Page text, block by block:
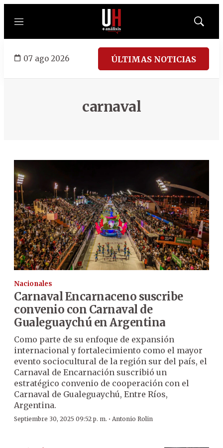
Menú
Mostrar
07 ago 2026 ÚLTIMAS NOTICIAS
carnaval
Nacionales
Carnaval Encarnaceno suscribe
convenio con Carnaval de
Gualeguaychú en Argentina
Como parte de su enfoque de expansión
internacional y fortalecimiento como el mayor
evento sociocultural de la región sur del país, el
Carnaval de Encarnación suscribió un
estratégico convenio de cooperación con el
Carnaval de Gualeguaychú, Entre Ríos,
Argentina.
Septiembre 30, 2025 09:52 p. m. · Antonio Rolin